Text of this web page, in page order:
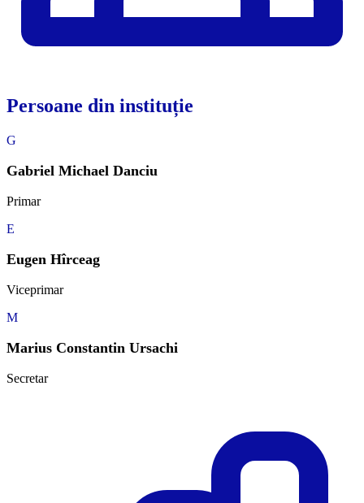
Persoane din instituție
G
Gabriel Michael Danciu
Primar
E
Eugen Hîrceag
Viceprimar
M
Marius Constantin Ursachi
Secretar